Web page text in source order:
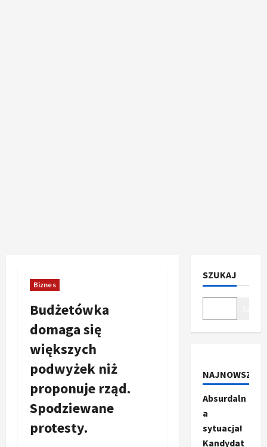
Biznes
Budżetówka
domaga się
większych
podwyżek niż
proponuje rząd.
Spodziewane
protesty.
SZUKAJ
NAJNOWSZE
Absurdaln
a
sytuacja!
Kandydat